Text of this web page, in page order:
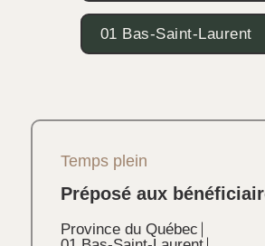
01 Bas-Saint-Laurent
Temps plein
Préposé aux
Province du Québec